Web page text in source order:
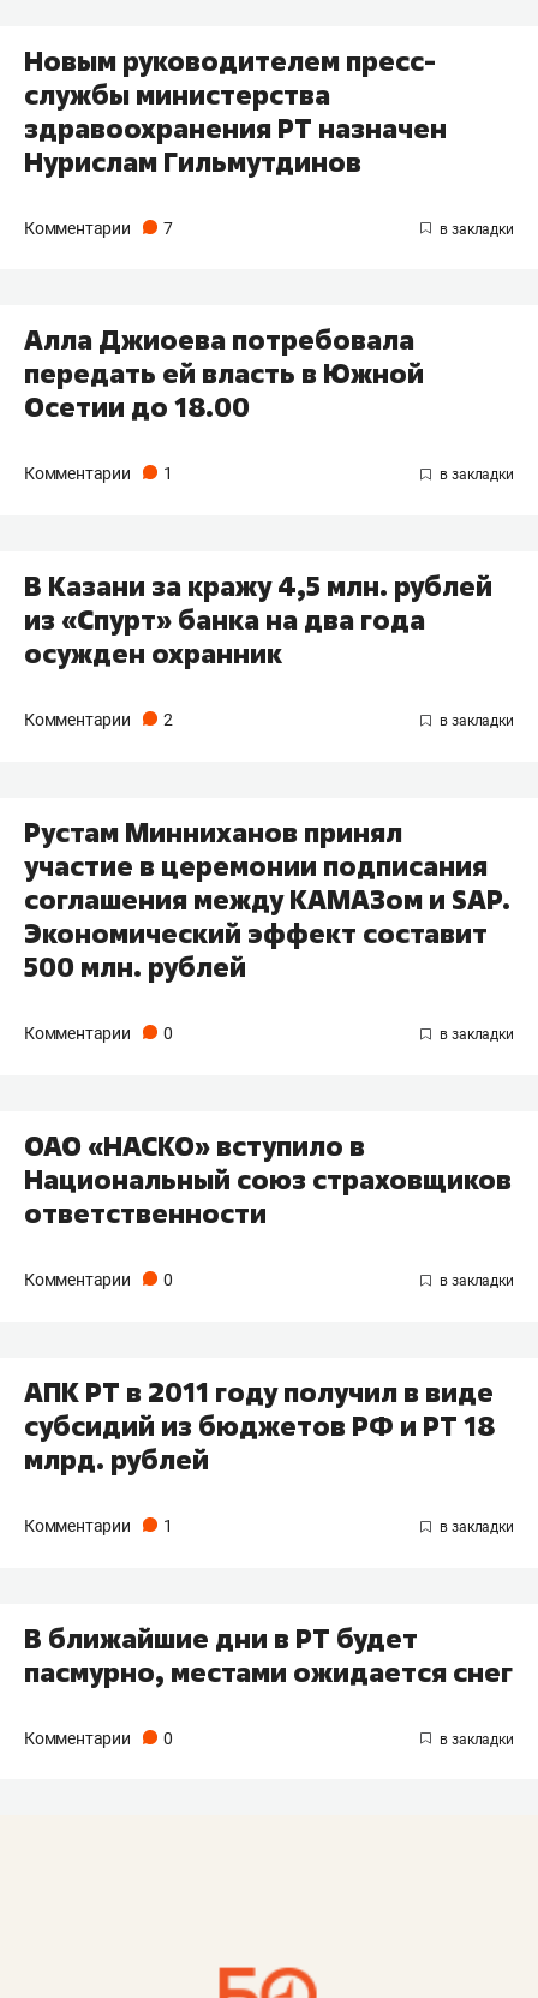
Новым руководителем пресс-
службы министерства
здравоохранения РТ назначен
Нурислам Гильмутдинов
Комментарии 7
Алла Джиоева потребовала
передать ей власть в Южной
Осетии до 18.00
Комментарии 1
В Казани за кражу 4,5 млн. рублей
из «Спурт» банка на два года
осужден охранник
Комментарии 2
Рустам Минниханов принял
участие в церемонии подписания
соглашения между КАМАЗом и SAP.
Экономический эффект составит
500 млн. рублей
Комментарии 0
ОАО «НАСКО» вступило в
Национальный союз страховщиков
ответственности
Комментарии 0
АПК РТ в 2011 году получил в виде
субсидий из бюджетов РФ и РТ 18
млрд. рублей
Комментарии 1
В ближайшие дни в РТ будет
пасмурно, местами ожидается снег
Комментарии 0